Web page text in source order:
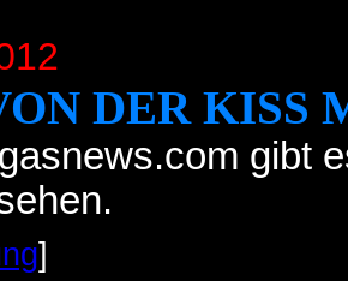
DER KISS
gibt
]